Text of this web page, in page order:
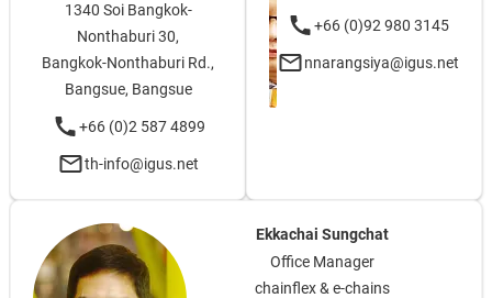
1340 Soi Bangkok-
Nonthaburi 30,
Bangkok-Nonthaburi Rd.,
Bangsue, Bangsue
+66 (0)2 587 4899
th-info@igus.net
+66 (0)92 980 3145
nnarangsiya@igus.net
Ekkachai Sungchat
Office Manager
chainflex & e-chains